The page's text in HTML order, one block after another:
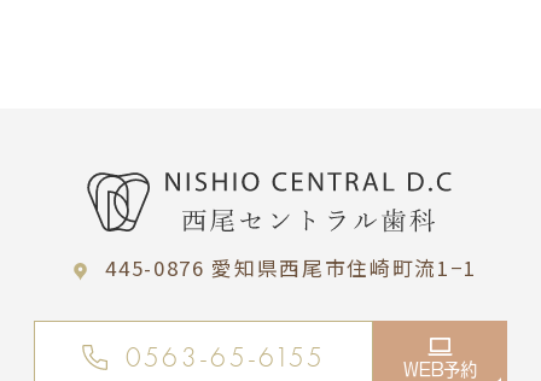
445-0876 愛知県西尾市住崎町流1−1
0563-65-6155 WEB予約